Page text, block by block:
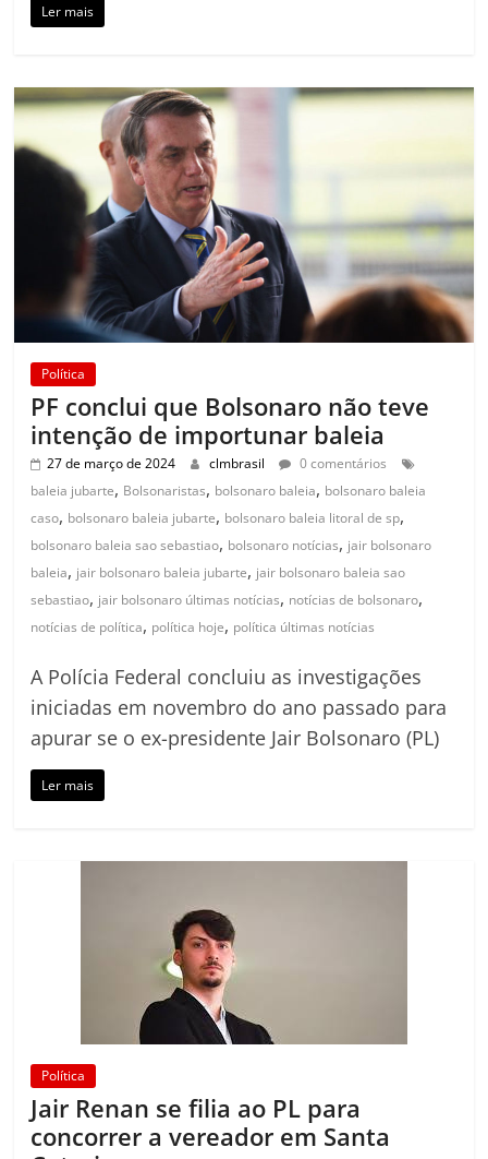
Ler mais
Política
PF conclui que Bolsonaro não teve
intenção de importunar baleia
27 de março de 2024 clmbrasil
0 comentários
baleia jubarte, Bolsonaristas, bolsonaro baleia, bolsonaro baleia
caso, bolsonaro baleia jubarte, bolsonaro baleia litoral de sp,
bolsonaro baleia sao sebastiao, bolsonaro notícias, jair bolsonaro
baleia, jair bolsonaro baleia jubarte, jair bolsonaro baleia sao
sebastiao, jair bolsonaro últimas notícias, notícias de bolsonaro,
notícias de política, política hoje, política últimas notícias
A Polícia Federal concluiu as investigações
iniciadas em novembro do ano passado para
apurar se o ex-presidente Jair Bolsonaro (PL)
Ler mais
Política
Jair Renan se filia ao PL para
concorrer a vereador em Santa